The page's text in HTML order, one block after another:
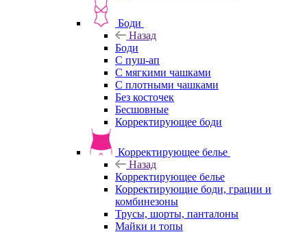
Боди
Назад
Боди
С пуш-ап
С мягкими чашками
С плотными чашками
Без косточек
Бесшовные
Корректирующее боди
Корректирующее белье
Назад
Корректирующее белье
Корректирующие боди, грации и
комбинезоны
Трусы, шорты, панталоны
Майки и топы